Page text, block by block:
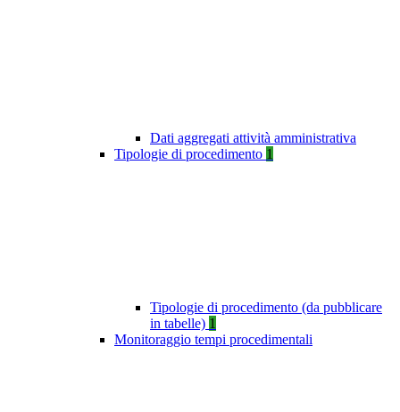
Dati aggregati attività amministrativa
Tipologie di procedimento 1
Tipologie di procedimento (da pubblicare
in tabelle) 1
Monitoraggio tempi procedimentali